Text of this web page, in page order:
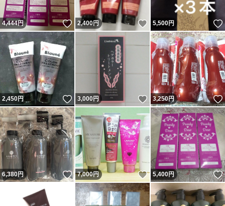
4,444円 いいね！
2,400円 いいね！
5,500円
2,450円 いいね！
3,000円 いいね！
3,250円
6,380円 いいね！
7,000円 いいね！
5,400円